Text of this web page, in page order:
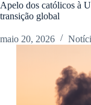
Apelo dos católicos à
transição global
maio 20, 2026